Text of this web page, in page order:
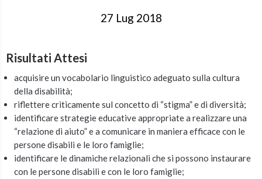
27 Lug 2018
Risultati Attesi
acquisire un vocabolario linguistico adeguato sulla cultura
della disabilità;
riflettere criticamente sul concetto di “stigma” e di diversità;
identificare strategie educative appropriate a realizzare una
“relazione di aiuto” e a comunicare in maniera efficace con le
persone disabili e le loro famiglie;
identificare le dinamiche relazionali che si possono instaurare
con le persone disabili e con le loro famiglie;